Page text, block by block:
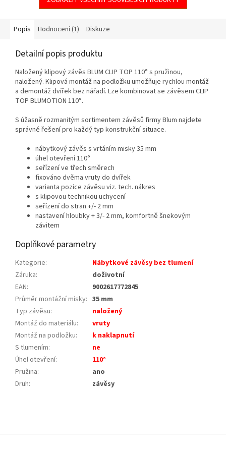
Popis Hodnocení (1) Diskuze
Detailní popis produktu
Naložený klipový závěs BLUM CLIP TOP 110° s pružinou,
naložený. Klipová montáž na podložku umožňuje rychlou montáž
a demontáž dvířek bez nářadí. Lze kombinovat se závěsem CLIP
TOP BLUMOTION 110°.
S úžasně rozmanitým sortimentem závěsů firmy Blum najdete
správné řešení pro každý typ konstrukční situace.
nábytkový závěs s vrtáním misky 35 mm
úhel otevření 110°
seřízení ve třech směrech
fixováno dvěma vruty do dvířek
varianta pozice závěsu viz. tech. nákres
s klipovou technikou uchycení
seřízení do stran +/- 2 mm
nastavení hloubky + 3/- 2 mm, komfortně šnekovým
závitem
Doplňkové parametry
Kategorie:
Nábytkové závěsy bez tlumení
Záruka:
doživotní
EAN:
9002617772845
Průměr montážní misky: 35 mm
Typ závěsu:
naložený
Montáž do materiálu:
vruty
Montáž na podložku:
k naklapnutí
S tlumením:
ne
Úhel otevření:
110°
Pružina:
ano
Druh: závěsy
á